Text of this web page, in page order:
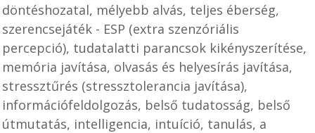
döntéshozatal, mélyebb alvás, teljes éberség,
szerencsejáték - ESP (extra szenzóriális
percepció), tudatalatti parancsok kikényszerítése,
memória javítása, olvasás és helyesírás javítása,
stressztűrés (stressztolerancia javítása),
információfeldolgozás, belső tudatosság, belső
útmutatás, intelligencia, intuíció, tanulás, a